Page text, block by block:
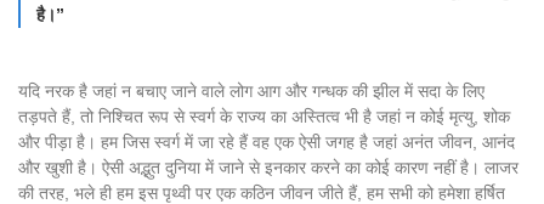
है।”
यदि नरक है जहां न बचाए जाने वाले लोग आग और गन्धक की झील में सदा के लिए
तड़पते हैं, तो निश्चित रूप से स्वर्ग के राज्य का अस्तित्व भी है जहां न कोई मृत्यु, शोक
और पीड़ा है। हम जिस स्वर्ग में जा रहे हैं वह एक ऐसी जगह है जहां अनंत जीवन, आनंद
और खुशी है। ऐसी अद्भुत दुनिया में जाने से इनकार करने का कोई कारण नहीं है। लाजर
की तरह, भले ही हम इस पृथ्वी पर एक कठिन जीवन जीते हैं, हम सभी को हमेशा हर्षित